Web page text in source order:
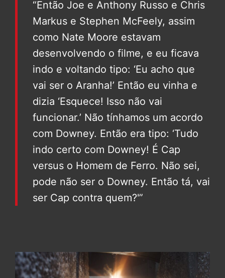
“Então Joe e Anthony Russo e Chris
Markus e Stephen McFeely, assim
como Nate Moore estavam
desenvolvendo o filme, e eu ficava
indo e voltando tipo: ‘Eu acho que
vai ser o Aranha!’ Então eu vinha e
dizia ‘Esquece! Isso não vai
funcionar.’ Não tínhamos um acordo
com Downey. Então era tipo: ‘Tudo
indo certo com Downey! É Cap
versus o Homem de Ferro. Não sei,
pode não ser o Downey. Então tá, vai
ser Cap contra quem?'”